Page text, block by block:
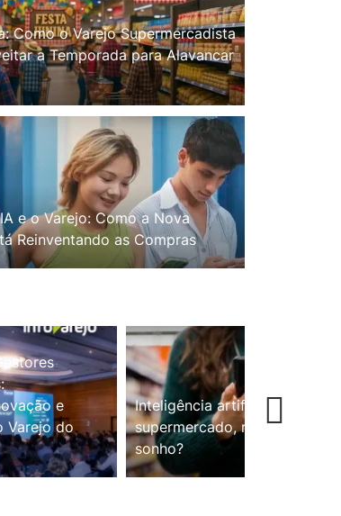
Como o Varejo Supermercadista
a Temporada para Alavancar
e o Varejo: Como a Nova
Reinventando as Compras
e
Varejo do
Inteligência artificial no
supermercado, realidade ou
sonho?